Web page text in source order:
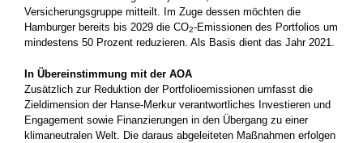
Versicherungsgruppe mitteilt. Im Zuge dessen möchten die
Hamburger bereits bis 2029 die CO2-Emissionen des Portfolios um
mindestens 50 Prozent reduzieren. Als Basis dient das Jahr 2021.
In Übereinstimmung mit der AOA
Zusätzlich zur Reduktion der Portfolioemissionen umfasst die
Zieldimension der Hanse-Merkur verantwortliches Investieren und
Engagement sowie Finanzierungen in den Übergang zu einer
klimaneutralen Welt. Die daraus abgeleiteten Maßnahmen erfolgen